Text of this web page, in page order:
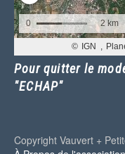
Pour quitter le
"ECHAP"
Copyright Vauvert +